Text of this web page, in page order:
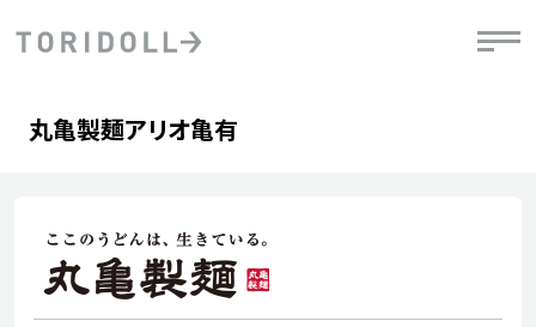
会社情報
PRニュース
中長期経営計画
デジタルトランス
フォーメーション戦略
ライブラリ
粟田社長が語る
トリドールのサステナビリティ
ステークホルダーとの
丸亀製麺アリオ亀有